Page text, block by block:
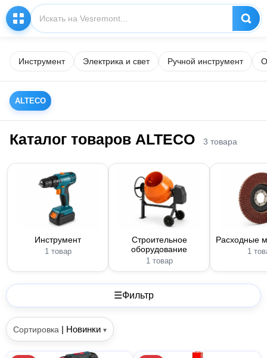
Инструмент Электрика и свет Ручной инструмент
ALTECO
Каталог товаров ALTECO 3 товара
Инструмент
1 товар
Строительное
оборудование
1 товар
Расходные
1
☰Фильтр
Сортировка | Новинки ▾